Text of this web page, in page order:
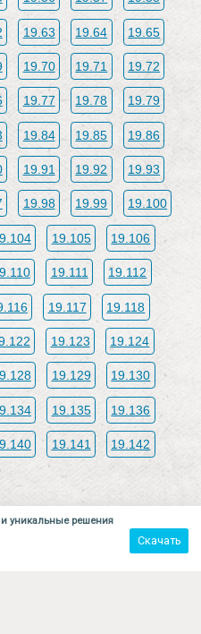
19.63 19.64 19.65
19.70 19.71 19.72
19.77 19.78 19.79
19.84 19.85 19.86
19.91 19.92 19.93
19.98 19.99 19.100
19.105 19.106
19.111 19.112
19.117 19.118
19.123 19.124
19.129 19.130
19.135 19.136
19.141 19.142
уникальные решения
Скачать